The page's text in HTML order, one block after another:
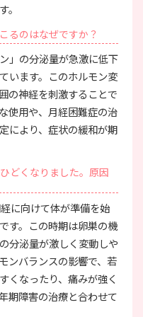
。
るのはなぜですか？
」の分泌量が急激に低下
います。このホルモン変
の神経を刺激することで
使用や、月経困難症の治
により、症状の緩和が期
どくなりました。原因
に向けて体が準備を始
す。この時期は卵巣の機
分泌量が激しく変動しや
ンバランスの影響で、若
くなったり、痛みが強く
期障害の治療と合わせて